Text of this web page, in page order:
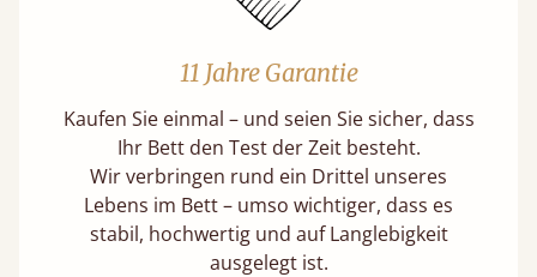
11 Jahre Garantie
Kaufen Sie einmal – und seien Sie sicher, dass
Ihr Bett den Test der Zeit besteht.
Wir verbringen rund ein Drittel unseres
Lebens im Bett – umso wichtiger, dass es
stabil, hochwertig und auf Langlebigkeit
ausgelegt ist.